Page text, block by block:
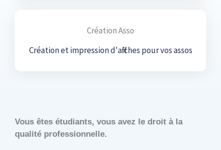
Création Asso
Création et impression d'affiches pour vos assos
Vous êtes étudiants, vous avez le droit à la
qualité professionnelle.